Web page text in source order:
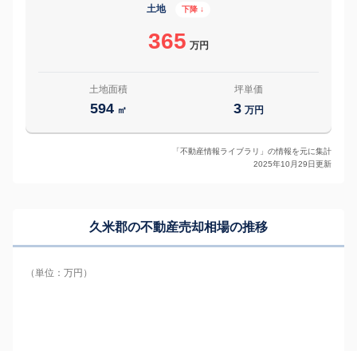
土地 下降 ↓
365 万円
土地面積
594 ㎡
坪単価
3 万円
「不動産情報ライブラリ」の情報を元に集計
2025年10月29日更新
久米郡の不動産売却相場の推移
（単位：万円）